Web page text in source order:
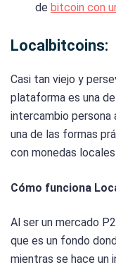
de bitcoin con
Localbitcoins:
Casi tan viejo y
plataforma es una
intercambio persona
una de las formas
con monedas
Cómo funciona
Al ser un mercado
que es un fondo
mientras se hace un